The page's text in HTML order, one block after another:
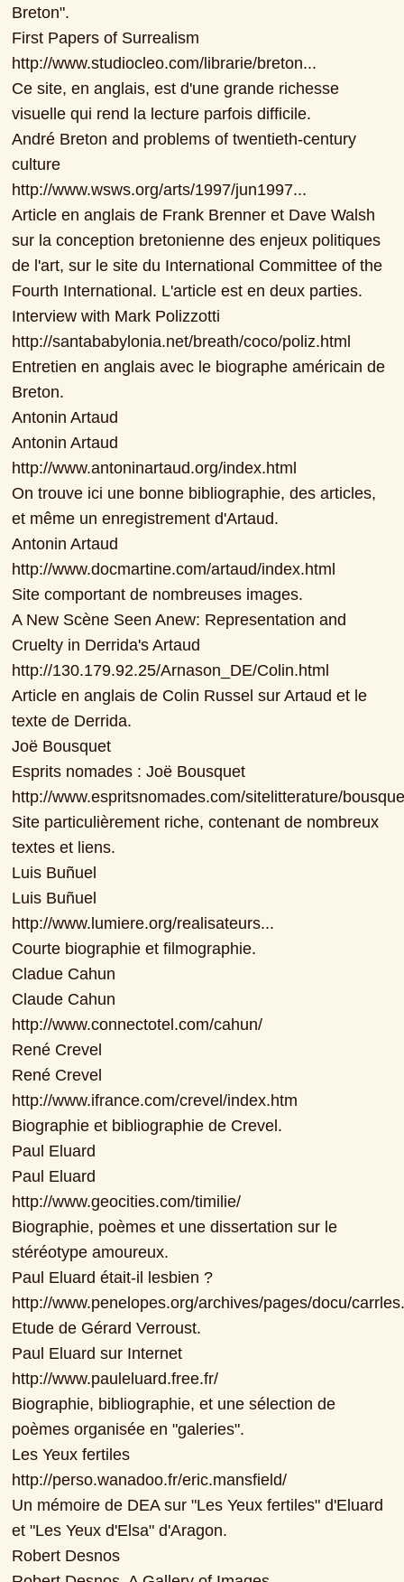
Breton".
First Papers of Surrealism
http://www.studiocleo.com/librarie/breton...
Ce site, en anglais, est d'une grande richesse
visuelle qui rend la lecture parfois difficile.
André Breton and problems of twentieth-century
culture
http://www.wsws.org/arts/1997/jun1997...
Article en anglais de Frank Brenner et Dave Walsh
sur la conception bretonienne des enjeux politiques
de l'art, sur le site du International Committee of the
Fourth International. L'article est en deux parties.
Interview with Mark Polizzotti
http://santababylonia.net/breath/coco/poliz.html
Entretien en anglais avec le biographe américain de
Breton.
Antonin Artaud
Antonin Artaud
http://www.antoninartaud.org/index.html
On trouve ici une bonne bibliographie, des articles,
et même un enregistrement d'Artaud.
Antonin Artaud
http://www.docmartine.com/artaud/index.html
Site comportant de nombreuses images.
A New Scène Seen Anew: Representation and
Cruelty in Derrida's Artaud
http://130.179.92.25/Arnason_DE/Colin.html
Article en anglais de Colin Russel sur Artaud et le
texte de Derrida.
Joë Bousquet
Esprits nomades : Joë Bousquet
http://www.espritsnomades.com/sitelitterature/
Site particulièrement riche, contenant de nombreux
textes et liens.
Luis Buñuel
Luis Buñuel
http://www.lumiere.org/realisateurs...
Courte biographie et filmographie.
Cladue Cahun
Claude Cahun
http://www.connectotel.com/cahun/
René Crevel
René Crevel
http://www.ifrance.com/crevel/index.htm
Biographie et bibliographie de Crevel.
Paul Eluard
Paul Eluard
http://www.geocities.com/timilie/
Biographie, poèmes et une dissertation sur le
stéréotype amoureux.
Paul Eluard était-il lesbien ?
http://www.penelopes.org/archives/pages/docu/
Etude de Gérard Verroust.
Paul Eluard sur Internet
http://www.pauleluard.free.fr/
Biographie, bibliographie, et une sélection de
poèmes organisée en "galeries".
Les Yeux fertiles
http://perso.wanadoo.fr/eric.mansfield/
Un mémoire de DEA sur "Les Yeux fertiles" d'Eluard
et "Les Yeux d'Elsa" d'Aragon.
Robert Desnos